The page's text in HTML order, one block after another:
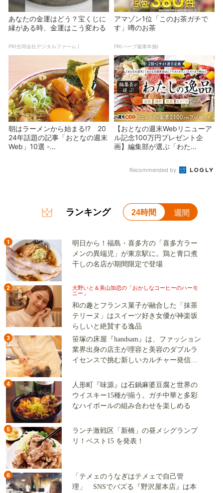
あなたの金運はどう？宝くじに
縁がある時、金運はこう変わる
PR(合同会社デジタルファーム )
アマゾン1位「このお茶ガチで
す」噂のお茶
PR(ハーブ健康本舗)
朝はラーメンから始まる!? 20
24年話題の記事「おとなの週末
Web」10選 -...
【おとなの週末Webリニューア
ル記念100万円プレゼント企
画】編集部が選ぶ「わた...
Recommended by
ランキング 24時間 週間
1
明日から！福島・喜多方の「喜多方ラー
メンの異端児」が東京駅に。鶏と青口煮
干しの名店が期間限定で登場
2
大野いと＆美山加恋の「おかしなコーヒーのハーモ
ニー」
和の趣とフランス菓子が融合した「抹茶
テリーヌ」はスイーツ好き女優が神楽坂
らしいと絶賛する逸品
3
笹塚の床屋『handsam』は、ファッション
業界出身の店主が理容と美容のダブルラ
イセンスで挑む新しいカルチャー発信基
4
人形町『味源』は石鍋麻婆豆腐と世界の
ウイスキー15種が揃う。ガチ中華と多彩
なハイボールの組み合わせを楽しめる
5
ランチ激戦区「新橋」の昼メシグランプ
リ！ベスト15 を発表！
6
「テメェのうなぎはテメェで自己管
理」 SNSでバズる『野沢屋本店』は本